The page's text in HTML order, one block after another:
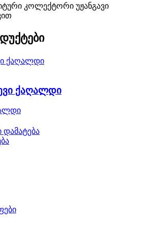
კოლექტორი უჟანგავი
ქაღალდი
დამატება